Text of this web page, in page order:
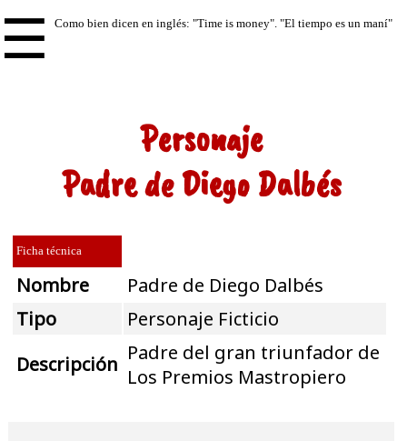
☰
Personaje
Padre de Diego Dalbés
Ficha técnica
Nombre
Padre de Diego Dalbés
Tipo
Personaje Ficticio
Descripción Padre del gran triunfador de
Los Premios Mastropiero